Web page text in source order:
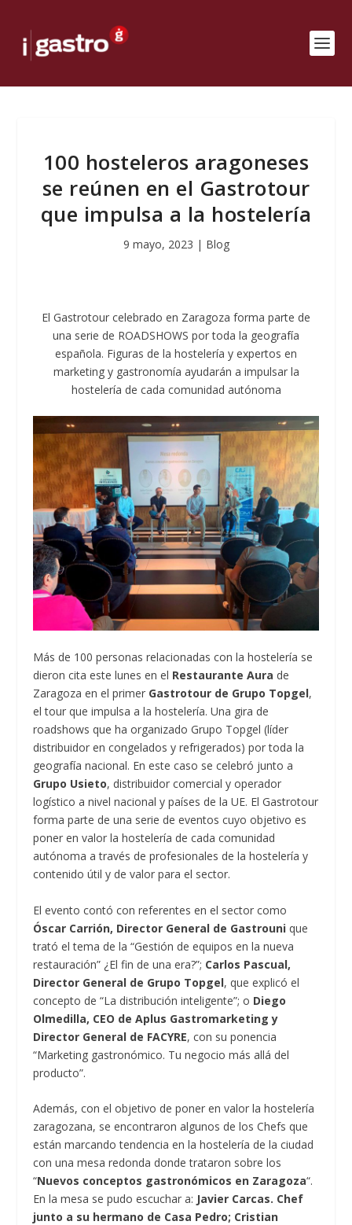
100 hosteleros aragoneses
se reúnen en el Gastrotour
que impulsa a la hostelería
9 mayo, 2023 | Blog
El Gastrotour celebrado en Zaragoza forma parte de
una serie de ROADSHOWS por toda la geografía
española. Figuras de la hostelería y expertos en
marketing y gastronomía ayudarán a impulsar la
hostelería de cada comunidad autónoma
Más de 100 personas relacionadas con la hostelería se
dieron cita este lunes en el Restaurante Aura de
Zaragoza en el primer Gastrotour de Grupo Topgel,
el tour que impulsa a la hostelería. Una gira de
roadshows que ha organizado Grupo Topgel (líder
distribuidor en congelados y refrigerados) por toda la
geografía nacional. En este caso se celebró junto a
Grupo Usieto, distribuidor comercial y operador
logístico a nivel nacional y países de la UE. El Gastrotour
forma parte de una serie de eventos cuyo objetivo es
poner en valor la hostelería de cada comunidad
autónoma a través de profesionales de la hostelería y
contenido útil y de valor para el sector.
El evento contó con referentes en el sector como
Óscar Carrión, Director General de Gastrouni que
trató el tema de la “Gestión de equipos en la nueva
restauración” ¿El fin de una era?”; Carlos Pascual,
Director General de Grupo Topgel, que explicó el
concepto de “La distribución inteligente”; o Diego
Olmedilla, CEO de Aplus Gastromarketing y
Director General de FACYRE, con su ponencia
“Marketing gastronómico. Tu negocio más allá del
producto”.
Además, con el objetivo de poner en valor la hostelería
zaragozana, se encontraron algunos de los Chefs que
están marcando tendencia en la hostelería de la ciudad
con una mesa redonda donde trataron sobre los
“Nuevos conceptos gastronómicos en Zaragoza“.
En la mesa se pudo escuchar a: Javier Carcas. Chef
junto a su hermano de Casa Pedro; Cristian